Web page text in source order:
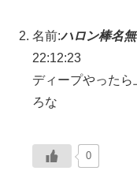
名前:ハロン棒名
22:12:23
ディープやった
ろな
0